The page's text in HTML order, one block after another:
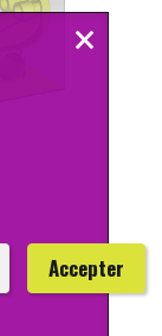
Accepter
×